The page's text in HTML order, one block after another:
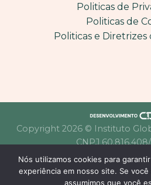
Politicas de
Politicas de
Politicas e Diretrizes
Copyright 2026 © Instituto
CNPJ
Nós utilizamos cookies para
experiência em nosso site. Se
assumimos que você